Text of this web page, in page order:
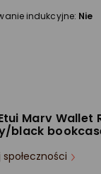
indukcyjne: Nie
Marv Wallet
black